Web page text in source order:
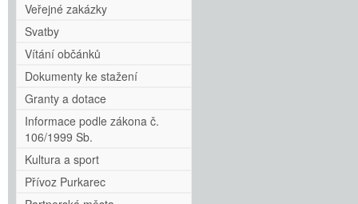
Veřejné zakázky
Svatby
Vítání občánků
Dokumenty ke stažení
Granty a dotace
Informace podle zákona č.
106/1999 Sb.
Kultura a sport
Přívoz Purkarec